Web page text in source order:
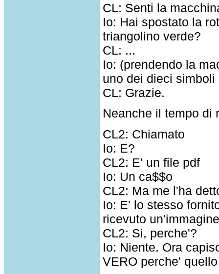
CL: Senti la
Io: Hai spostato la
triangolino verde?
CL: ...
Io: (prendendo la
uno dei dieci simboli
CL: Grazie.
Neanche il tempo di
CL2: Chiamato
Io: E?
CL2: E' un file pdf
Io: Un ca$$o
CL2: Ma me l'ha
Io: E' lo stesso
ricevuto
CL2: Si, perche'?
Io: Niente. Ora
VERO perche'